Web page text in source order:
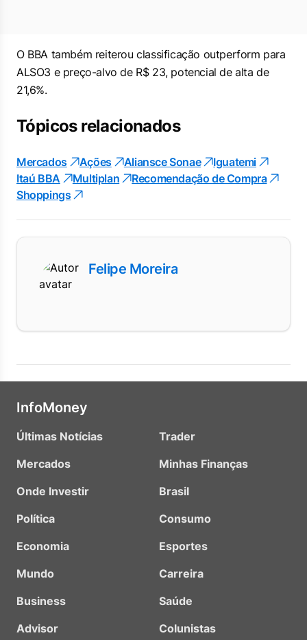
O BBA também reiterou classificação outperform para
ALSO3 e preço-alvo de R$ 23, potencial de alta de
21,6%.
Tópicos relacionados
Mercados Ações Aliansce Sonae
Iguatemi
Itaú BBA
Multiplan
Recomendação de Compra
Shoppings
Felipe Moreira
InfoMoney
Últimas Notícias
Mercados
Onde Investir
Política
Economia
Mundo
Business
Advisor
Trader
Minhas Finanças
Brasil
Consumo
Esportes
Carreira
Saúde
Colunistas